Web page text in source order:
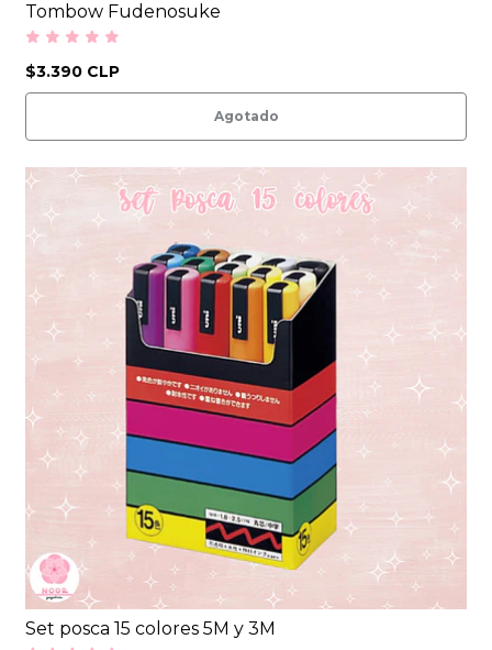
Tombow Fudenosuke
$3.390 CLP
Agotado
Set posca 15 colores 5M y 3M